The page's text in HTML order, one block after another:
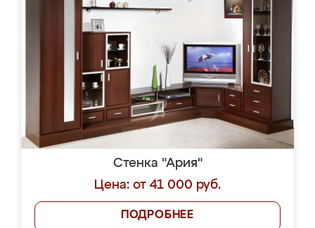
Стенка "Ария"
Цена: от 41 000 руб.
ПОДРОБНЕЕ